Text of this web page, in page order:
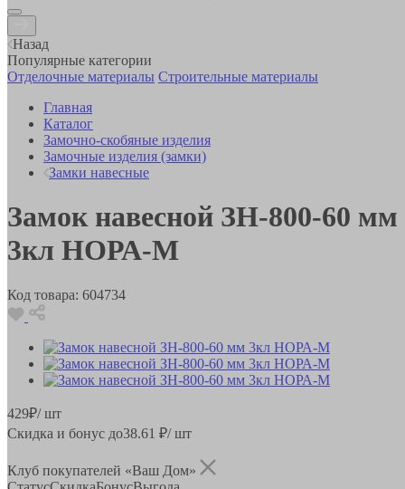
Назад
Популярные категории
Отделочные материалы Строительные материалы
Главная
Каталог
Замочно-скобяные изделия
Замочные изделия (замки)
Замки навесные
Замок навесной ЗН-800-60 мм
3кл НОРА-М
Код товара: 604734
429₽/ шт
Скидка и бонус до38.61 ₽/ шт
Клуб покупателей «Ваш Дом»